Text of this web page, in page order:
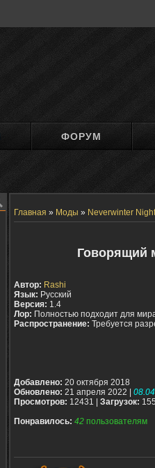
ФОРУМ
Главная » Моды » Neverwinter
Говорящий
Автор: Rashi
Язык: Русский
Версия: 1.4
Лор: Полностью подходит для
Распространение: Требуется
Добавлено: 20 октября 2018
Обновлено: 21 апреля 2022 |
Просмотров: 12431 | Загрузок:
Понравилось: 42 пользователям